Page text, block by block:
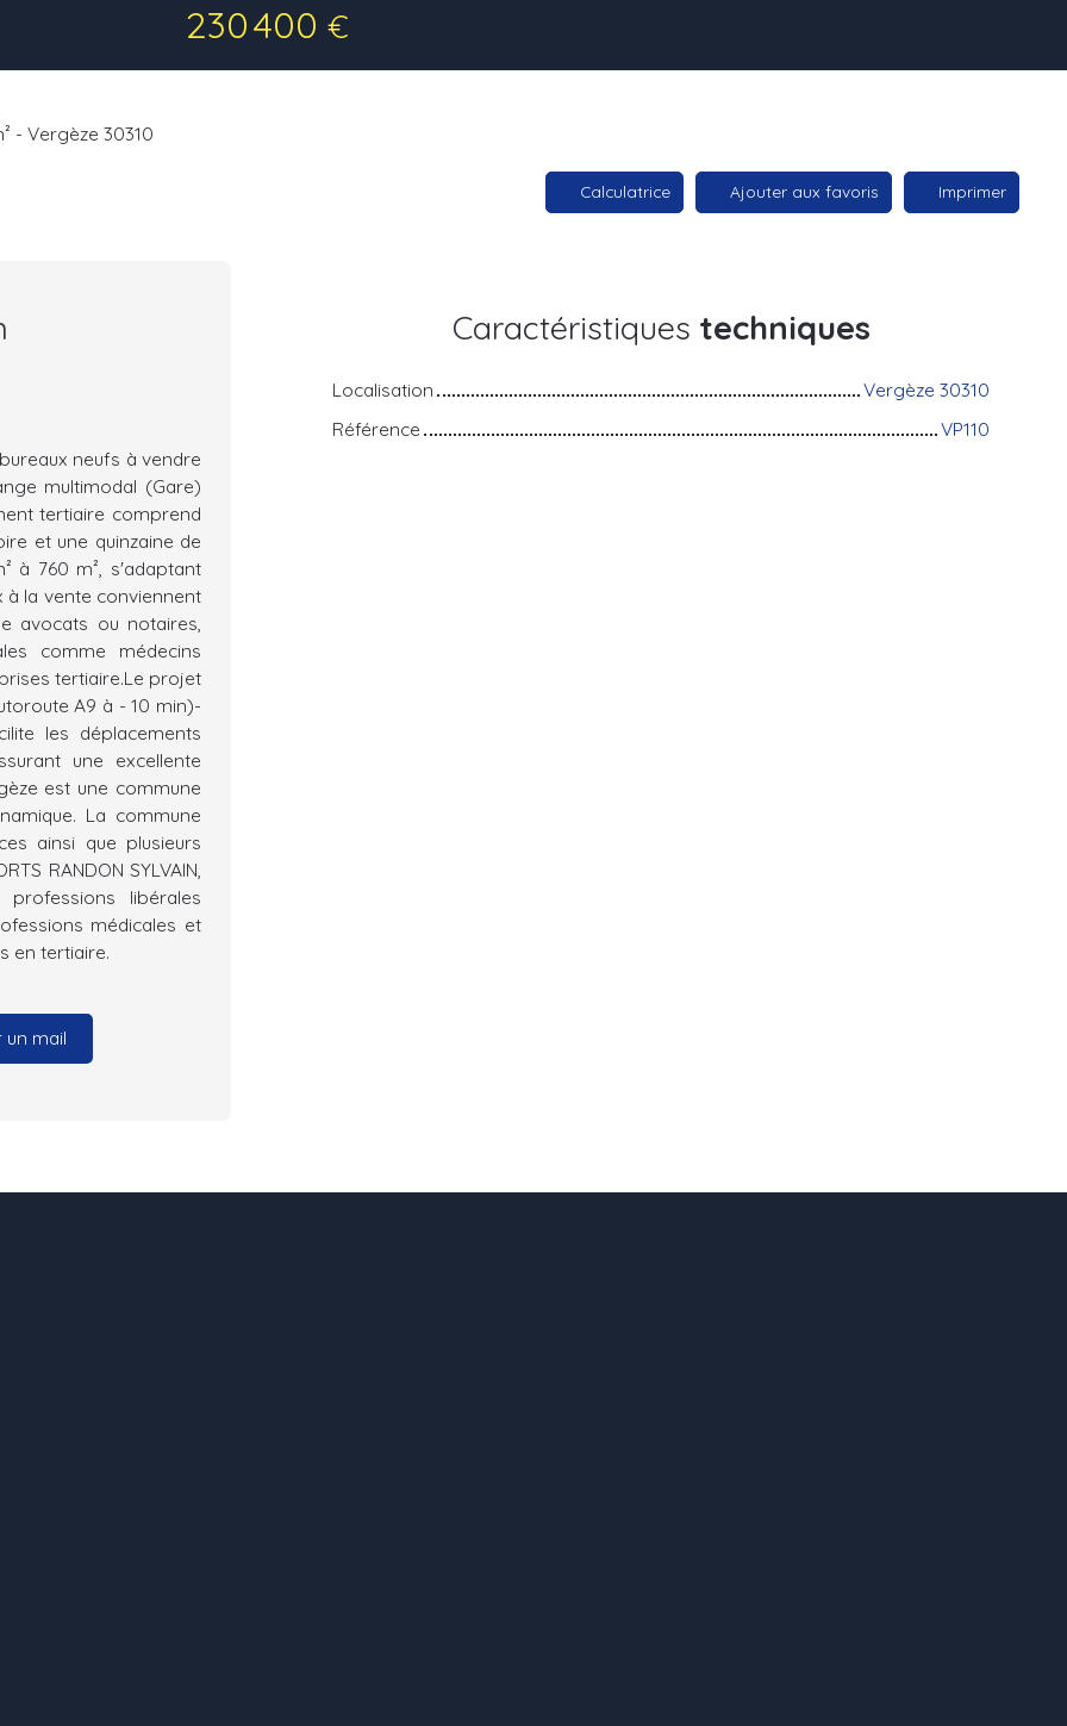
230 400 €
- Vergèze 30310
Calculatrice Ajouter aux favoris Imprimer
neufs à vendre
multimodal (Gare)
tertiaire comprend
et une quinzaine de
à 760 m², s'adaptant
à la vente conviennent
avocats ou notaires,
comme médecins
tertiaire.Le projet
A9 à - 10 min)-
les déplacements
une excellente
est une commune
La commune
ainsi que plusieurs
RANDON SYLVAIN,
libérales
médicales et
en tertiaire.
un mail
Caractéristiques techniques
Localisation
Vergèze 30310
Référence
VP110